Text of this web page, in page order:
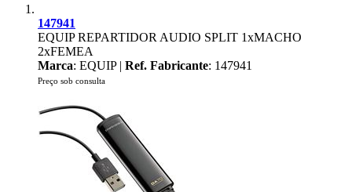
147941
EQUIP REPARTIDOR AUDIO SPLIT 1xMACHO
2xFEMEA
Marca: EQUIP | Ref. Fabricante: 147941
Preço sob consulta